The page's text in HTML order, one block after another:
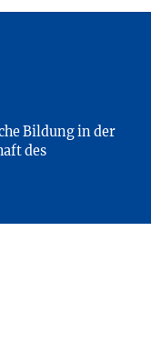
Bildung in der
des